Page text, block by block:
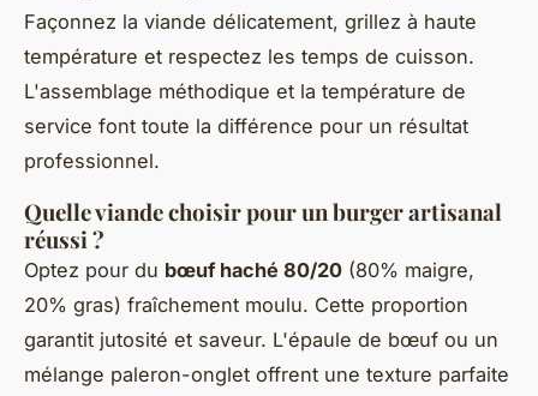
Façonnez la viande délicatement, grillez à haute
température et respectez les temps de cuisson.
L'assemblage méthodique et la température de
service font toute la différence pour un résultat
professionnel.
Quelle viande choisir pour un burger artisanal
réussi ?
Optez pour du bœuf haché 80/20 (80% maigre,
20% gras) fraîchement moulu. Cette proportion
garantit jutosité et saveur. L'épaule de bœuf ou un
mélange paleron-onglet offrent une texture parfaite